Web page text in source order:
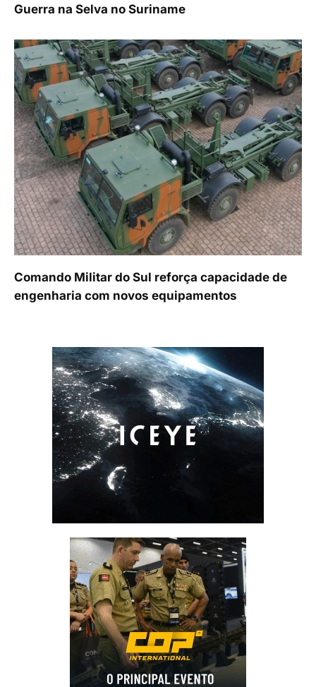
Guerra na Selva no Suriname
Comando Militar do Sul reforça capacidade de
engenharia com novos equipamentos